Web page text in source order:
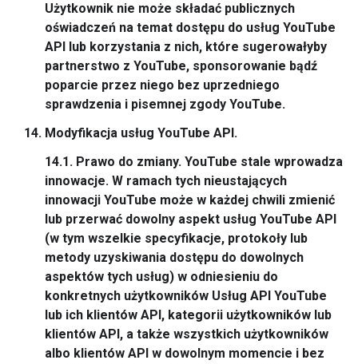
Użytkownik nie może składać publicznych
oświadczeń na temat dostępu do usług YouTube
API lub korzystania z nich, które sugerowałyby
partnerstwo z YouTube, sponsorowanie bądź
poparcie przez niego bez uprzedniego
sprawdzenia i pisemnej zgody YouTube.
Modyfikacja usług YouTube API.
14.1. Prawo do zmiany. YouTube stale wprowadza
innowacje. W ramach tych nieustających
innowacji YouTube może w każdej chwili zmienić
lub przerwać dowolny aspekt usług YouTube API
(w tym wszelkie specyfikacje, protokoły lub
metody uzyskiwania dostępu do dowolnych
aspektów tych usług) w odniesieniu do
konkretnych użytkowników Usług API YouTube
lub ich klientów API, kategorii użytkowników lub
klientów API, a także wszystkich użytkowników
albo klientów API w dowolnym momencie i bez